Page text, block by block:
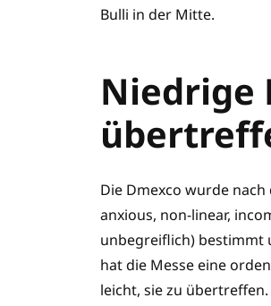
Bulli in der Mitte.
Niedrige
Die Dmexco wurde
anxious, non-linear,
unbegreiflich) bestimmt
hat die Messe eine
leicht, sie zu übertreffen.